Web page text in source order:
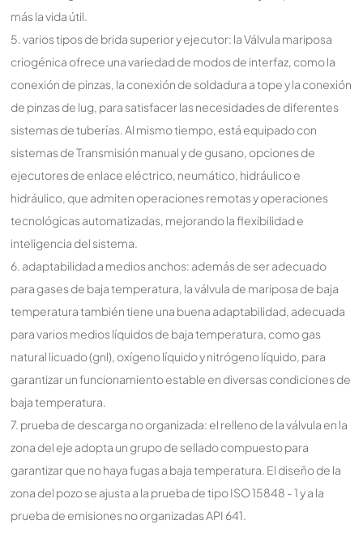
más la vida útil.
5. varios tipos de brida superior y ejecutor: la Válvula mariposa
criogénica ofrece una variedad de modos de interfaz, como la
conexión de pinzas, la conexión de soldadura a tope y la conexión
de pinzas de lug, para satisfacer las necesidades de diferentes
sistemas de tuberías. Al mismo tiempo, está equipado con
sistemas de Transmisión manual y de gusano, opciones de
ejecutores de enlace eléctrico, neumático, hidráulico e
hidráulico, que admiten operaciones remotas y operaciones
tecnológicas automatizadas, mejorando la flexibilidad e
inteligencia del sistema.
6. adaptabilidad a medios anchos: además de ser adecuado
para gases de baja temperatura, la válvula de mariposa de baja
temperatura también tiene una buena adaptabilidad, adecuada
para varios medios líquidos de baja temperatura, como gas
natural licuado (gnl), oxígeno líquido y nitrógeno líquido, para
garantizar un funcionamiento estable en diversas condiciones de
baja temperatura.
7. prueba de descarga no organizada: el relleno de la válvula en la
zona del eje adopta un grupo de sellado compuesto para
garantizar que no haya fugas a baja temperatura. El diseño de la
zona del pozo se ajusta a la prueba de tipo ISO 15848 - 1 y a la
prueba de emisiones no organizadas API 641.